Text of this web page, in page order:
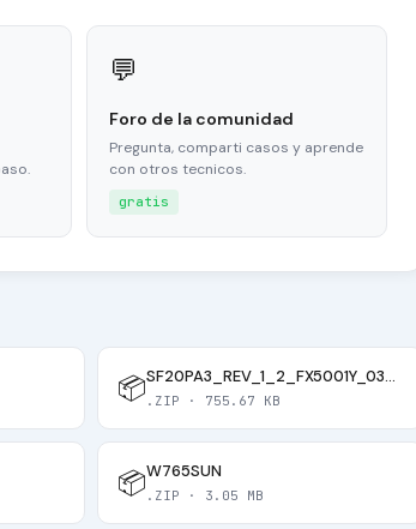
💬
Foro de la comunidad
Pregunta, comparti casos y aprende
con otros tecnicos.
gratis
📦 SF20PA3_REV_1_2_FX5001Y_03886486_Classmate_Leap_T304_SF20PA6W_BIOS
.ZIP · 755.67 KB
📦W765SUN
.ZIP · 3.05 MB